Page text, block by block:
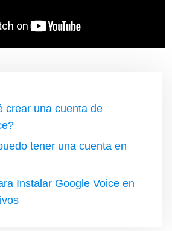
crear una cuenta de
tener una cuenta en
Instalar Google Voice en